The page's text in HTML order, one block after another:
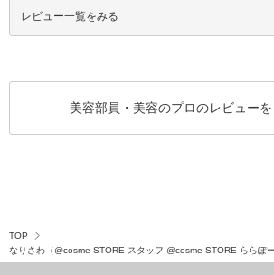
レビュー一覧をみる
美容部員・美容のプロのレビュー
TOP
なりさわ（@cosme STORE スタッフ @cosme STORE ららぽ